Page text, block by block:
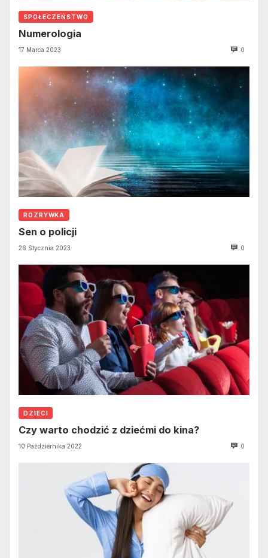
SPOŁECZEŃSTWO
Numerologia
17 Marca 2023 0
ROZRYWKA
Sen o policji
26 Stycznia 2023 0
DZIECI
Czy warto chodzić z dziećmi do kina?
10 Października 2022 0